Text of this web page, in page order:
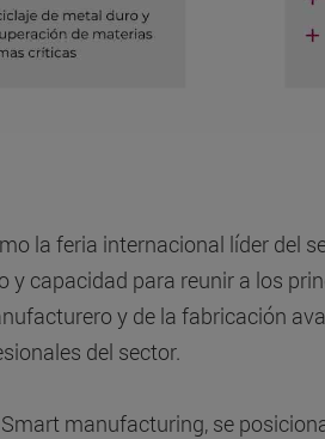
la feria internacional líder del
y capacidad para reunir a los
y de la fabricación
del sector.
manufacturing, se